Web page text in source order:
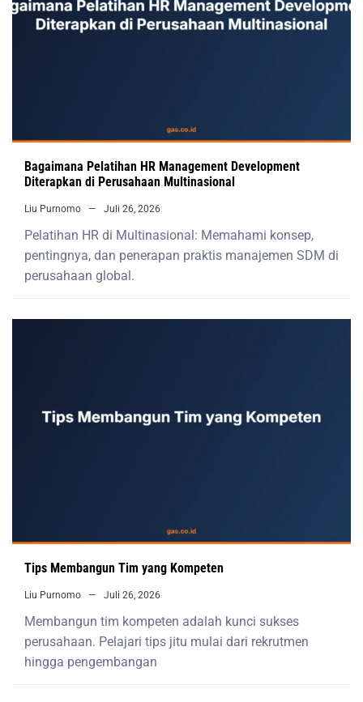
Bagaimana Pelatihan HR Management Development
Diterapkan di Perusahaan Multinasional
Liu Purnomo Juli 26, 2026
Pelatihan HR di Multinasional: Memahami konsep,
pentingnya, dan penerapan praktis manajemen SDM di
perusahaan global.
Tips Membangun Tim yang Kompeten
Liu Purnomo Juli 26, 2026
Membangun tim kompeten adalah kunci sukses
perusahaan. Pelajari tips jitu mulai dari rekrutmen
hingga pengembangan